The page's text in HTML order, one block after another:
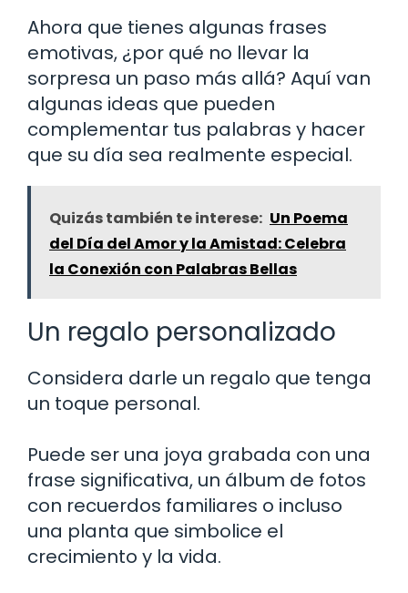
Ahora que tienes algunas frases
emotivas, ¿por qué no llevar la
sorpresa un paso más allá? Aquí van
algunas ideas que pueden
complementar tus palabras y hacer
que su día sea realmente especial.
Quizás también te interese: Un Poema
del Día del Amor y la Amistad: Celebra
la Conexión con Palabras Bellas
Un regalo personalizado
Considera darle un regalo que tenga
un toque personal.
Puede ser una joya grabada con una
frase significativa, un álbum de fotos
con recuerdos familiares o incluso
una planta que simbolice el
crecimiento y la vida.